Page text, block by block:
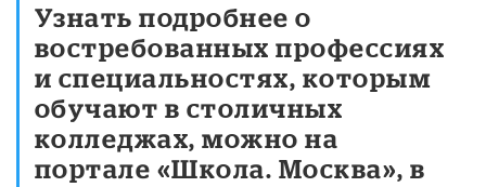
Узнать подробнее о
востребованных профессиях
и специальностях, которым
обучают в столичных
колледжах, можно на
портале «Школа. Москва», в